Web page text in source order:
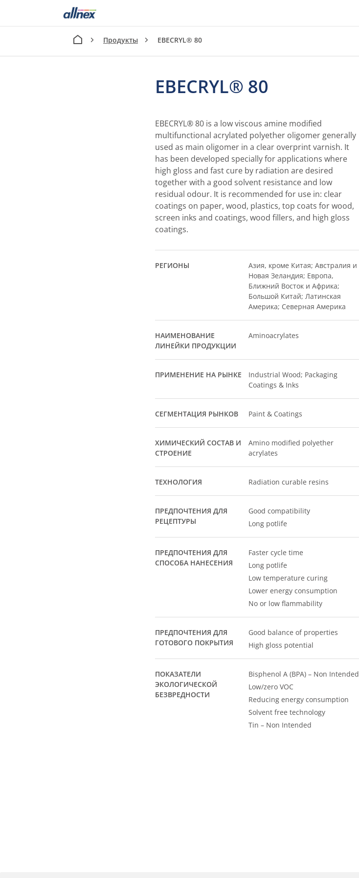
Продукты EBECRYL® 80
EBECRYL® 80
EBECRYL® 80 is a low viscous amine modified
multifunctional acrylated polyether oligomer generally
used as main oligomer in a clear overprint varnish. It
has been developed specially for applications where
high gloss and fast cure by radiation are desired
together with a good solvent resistance and low
residual odour. It is recommended for use in: clear
coatings on paper, wood, plastics, top coats for wood,
screen inks and coatings, wood fillers, and high gloss
coatings.
РЕГИОНЫ
Азия, кроме Китая; Австралия и
Новая Зеландия; Европа,
Ближний Восток и Африка;
Большой Китай; Латинская
Америка; Северная Америка
НАИМЕНОВАНИЕ
ЛИНЕЙКИ ПРОДУКЦИИ
Aminoacrylates
ПРИМЕНЕНИЕ НА РЫНКЕ
Industrial Wood; Packaging
Coatings & Inks
СЕГМЕНТАЦИЯ РЫНКОВ Paint & Coatings
ХИМИЧЕСКИЙ СОСТАВ И
СТРОЕНИЕ
Amino modified polyether
acrylates
ТЕХНОЛОГИЯ Radiation curable resins
ПРЕДПОЧТЕНИЯ ДЛЯ
РЕЦЕПТУРЫ
Good compatibility
Long potlife
ПРЕДПОЧТЕНИЯ ДЛЯ
СПОСОБА НАНЕСЕНИЯ
Faster cycle time
Long potlife
Low temperature curing
Lower energy consumption
No or low flammability
ПРЕДПОЧТЕНИЯ ДЛЯ
ГОТОВОГО ПОКРЫТИЯ
Good balance of properties
High gloss potential
ПОКАЗАТЕЛИ
ЭКОЛОГИЧЕСКОЙ
БЕЗВРЕДНОСТИ
Bisphenol A (BPA) – Non Intended
Low/zero VOC
Reducing energy consumption
Solvent free technology
Tin – Non Intended